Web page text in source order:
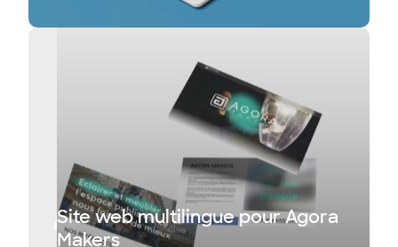
Site web multilingue pour Agora
Makers